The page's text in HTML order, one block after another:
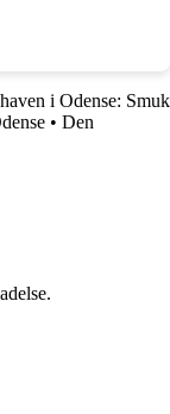
i Odense: Smuk
• Den